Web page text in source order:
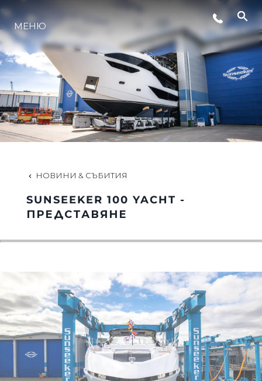
ЛАЙФСТАЙЛ
ИНОВАЦИЯ
КОМПАНИЯТА
ЕКИПЪТ
НАСЛЕДСТВО
МЕНЮ
НОВИНИ & СЪБИТИЯ
SUNSEEKER 100 YACHT -
ПРЕДСТАВЯНЕ